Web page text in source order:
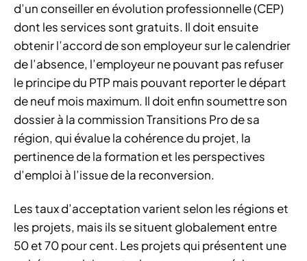
d’un conseiller en évolution professionnelle (CEP)
dont les services sont gratuits. Il doit ensuite
obtenir l’accord de son employeur sur le calendrier
de l’absence, l’employeur ne pouvant pas refuser
le principe du PTP mais pouvant reporter le départ
de neuf mois maximum. Il doit enfin soumettre son
dossier à la commission Transitions Pro de sa
région, qui évalue la cohérence du projet, la
pertinence de la formation et les perspectives
d’emploi à l’issue de la reconversion.
Les taux d’acceptation varient selon les régions et
les projets, mais ils se situent globalement entre
50 et 70 pour cent. Les projets qui présentent une